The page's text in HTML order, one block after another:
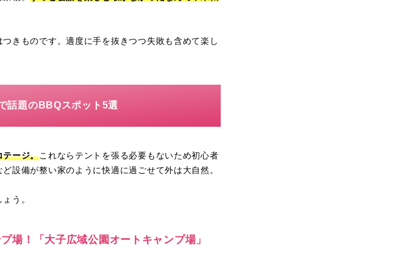
きものです。適度に手を抜きつつ失敗も含めて楽し
話題のBBQスポット5選
テージ。これならテントを張る必要もないため初心者
設備が整い家のように快適に過ごせて外は大自然。
う。
場！「大子広域公園オートキャンプ場」